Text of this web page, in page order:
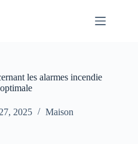
les alarmes incendie
2025 Maison